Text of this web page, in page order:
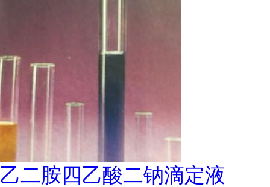
乙二胺四乙酸二钠滴定液